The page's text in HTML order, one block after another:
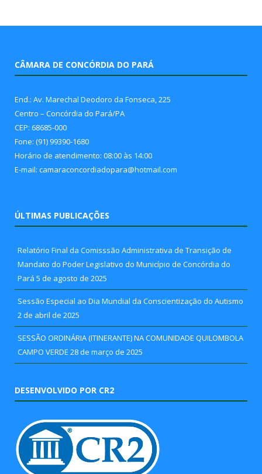
CÂMARA DE CONCÓRDIA DO PARÁ
End.: Av. Marechal Deodoro da Fonseca, 225
Centro – Concórdia do Pará/PA
CEP: 68685-000
Fone: (91) 99390-1680
Horário de atendimento: 08:00 às 14:00
E-mail: camaraconcordiadopara@hotmail.com
ÚLTIMAS PUBLICAÇÕES
Relatório Final da Comisssão Administrativa de Transição de
Mandato do Poder Legislativo do Município de Concórdia do
Pará 5 de agosto de 2025
Sessão Especial ao Dia Mundial da Conscientização do Autismo
2 de abril de 2025
SESSÃO ORDINÁRIA (ITINERANTE) NA COMUNIDADE QUILOMBOLA
CAMPO VERDE 28 de março de 2025
DESENVOLVIDO POR CR2